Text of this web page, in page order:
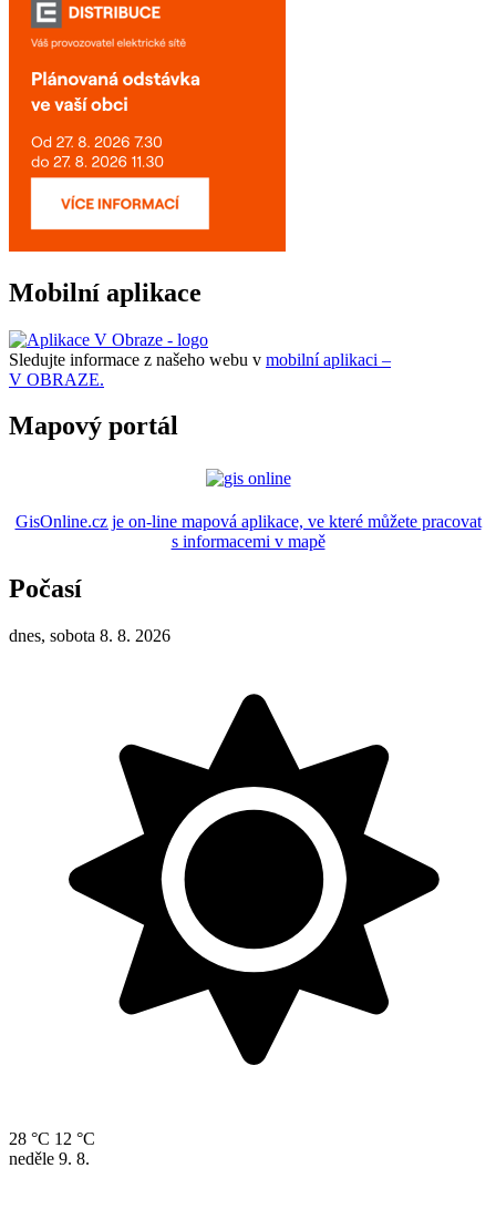
Mobilní aplikace
Sledujte informace z našeho webu v mobilní aplikaci –
V OBRAZE.
Mapový portál
GisOnline.cz je on-line mapová aplikace, ve které můžete pracovat
s informacemi v mapě
Počasí
dnes, sobota 8. 8. 2026
28 °C 12 °C
neděle 9. 8.